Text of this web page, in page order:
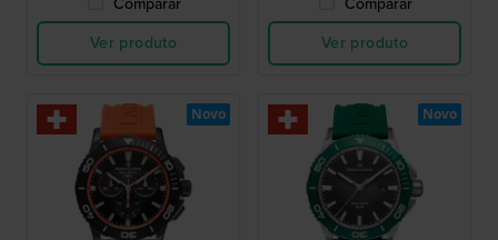
Ver produto
Ver produto
Novo Novo